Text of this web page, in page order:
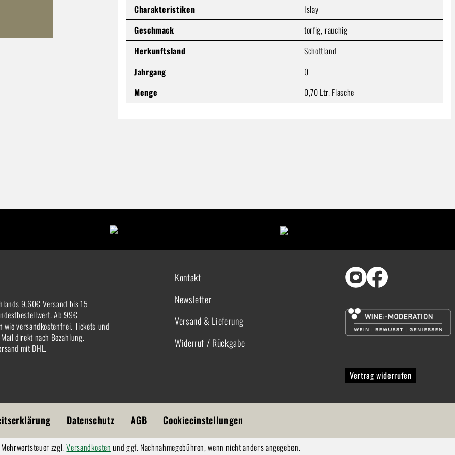
Charakteristiken
Islay
Geschmack
torfig, rauchig
Herkunftsland
Schottland
Jahrgang
0
Menge
0,70 Ltr. Flasche
9,60€ Versand bis 15
Ab 99€
versandkostenfrei. Tickets und
direkt nach Bezahlung.
mit DHL.
Kontakt
Newsletter
Versand & Lieferung
Widerruf / Rückgabe
Vertrag widerrufen
Datenschutz AGB Cookieeinstellungen
zzgl.Versandkosten und ggf. Nachnahmegebühren, wenn nicht anders angegeben.